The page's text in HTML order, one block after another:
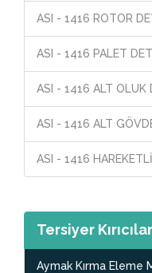
ASI - 1416 ROTOR
ASI - 1416 PALET
ASI - 1416 ALT OLUK
ASI - 1416 ALT
ASI - 1416
Tersiyer Kırıcılar
Aymak Kırma Eleme